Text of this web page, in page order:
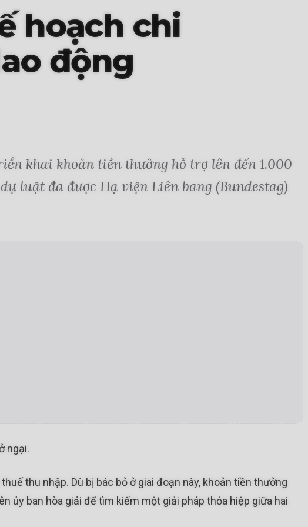
hoạch chi
động
khai khoản tiền thưởng hỗ trợ lên đến 1.000
luật đã được Hạ viện Liên bang (Bundestag)
ngại.
thu nhập. Dù bị bác bỏ ở giai đoạn này, khoản tiền thưởng
ủy ban hòa giải để tìm kiếm một giải pháp thỏa hiệp giữa hai